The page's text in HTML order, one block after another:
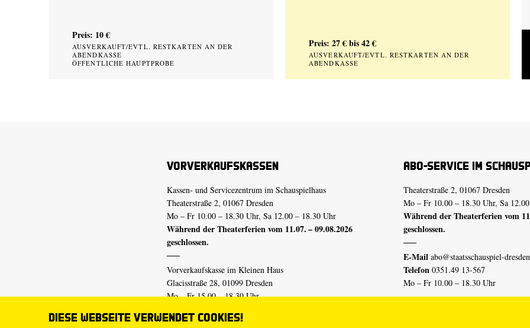
Diese Webseite verwendet Cookies!
Preis: 10 €
AUSVERKAUFT/EVTL. RESTKARTEN AN DER
ABENDKASSE
ÖFFENTLICHE HAUPTPROBE
Preis: 27 € bis 42 €
AUSVERKAUFT/EVTL. RESTKARTEN AN DER
ABENDKASSE
Vorverkaufskassen
Kassen- und Servicezentrum im Schauspielhaus
Theaterstraße 2, 01067 Dresden
Mo – Fr 10.00 – 18.30 Uhr, Sa 12.00 – 18.30 Uhr
Während der Theaterferien vom 11.07. – 09.08.2026
geschlossen.
Vorverkaufskasse im Kleinen Haus
Glacisstraße 28, 01099 Dresden
Mo – Fr 15.00 – 18.30 Uhr
geschlossen.
Abo-Service im
Theaterstraße 2, 01067 Dresden
Mo – Fr 10.00 – 18.30 Uhr, Sa
Während der Theaterferien vom
geschlossen.
E-Mail abo@staatsschauspiel-
Telefon 0351.49 13-567
Mo – Fr 10.00 – 18.30 Uhr